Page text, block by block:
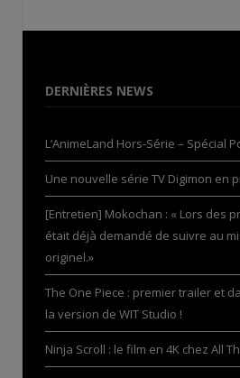
DERNIÈRES NEWS
L’AnimeLand Hors-Série – Spécial
Une nouvelle série TV Digimon en
[Entretien] Mokochan : « Lors des
était déjà demandé de suivre au
originel.»
The One Piece : premier trailer et
la version de WIT Studio !
Ninja Scroll : le film en 4K chez All